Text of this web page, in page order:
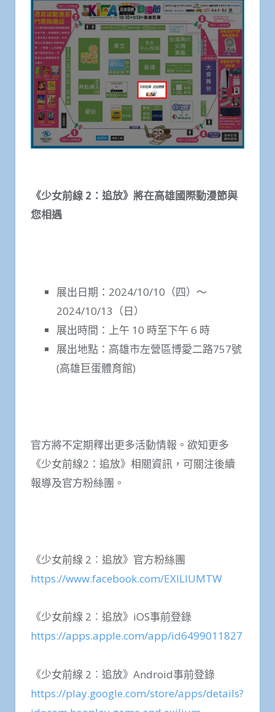
《少女前線 2 ：追放》將在高雄國際動漫節與
您相遇
展出日期：2024/10/10（四）～
2024/10/13（日）
展出時間：上午 10 時至下午 6 時
展出地點：高雄市左營區博愛二路757號
(高雄巨蛋體育館)
官方將不定期釋出更多活動情報。欲知更多
《少女前線2：追放》相關資訊，可關注後續
報導及官方粉絲團。
《少女前線 2︰追放》官方粉絲團
https://www.facebook.com/EXILIUMTW
《少女前線 2︰追放》iOS事前登錄
https://apps.apple.com/app/id6499011827
《少女前線 2︰追放》Android事前登錄
https://play.google.com/store/apps/details?